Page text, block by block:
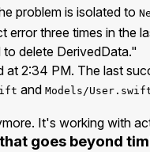
problem is isolated to
error three times in the
delete DerivedData."
at 2:34 PM. The last
and Models/
It's working with
goes beyond